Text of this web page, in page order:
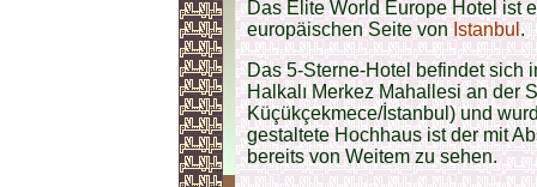
Das Elite World Europe Hotel ist
europäischen Seite vonIstanbul.
Das 5-Sterne-Hotel befindet sich
Halkalı Merkez Mahallesi an der
Küçükçekmece/İstanbul) und
gestaltete Hochhaus ist der mit
bereits von Weitem zu sehen.